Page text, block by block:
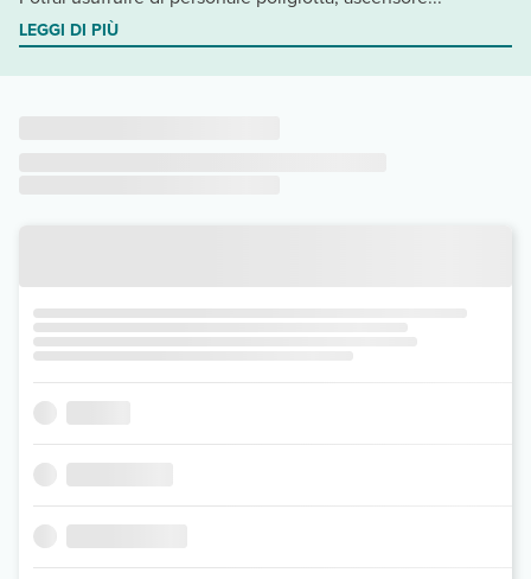
LEGGI DI PIÙ